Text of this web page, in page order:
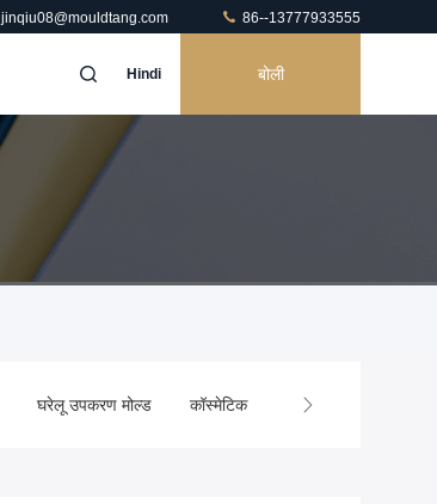
jinqiu08@mouldtang.com 86--13777933555
Hindi बोली
घरेलू उपकरण मोल्ड कॉस्मेटिक इंजेक्शन मोल्डिंग